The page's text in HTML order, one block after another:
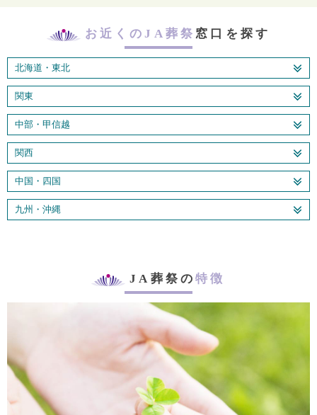
お近くのJA葬祭 窓口を探す
北海道・東北
関東
中部・甲信越
関西
中国・四国
九州・沖縄
JA葬祭の特徴